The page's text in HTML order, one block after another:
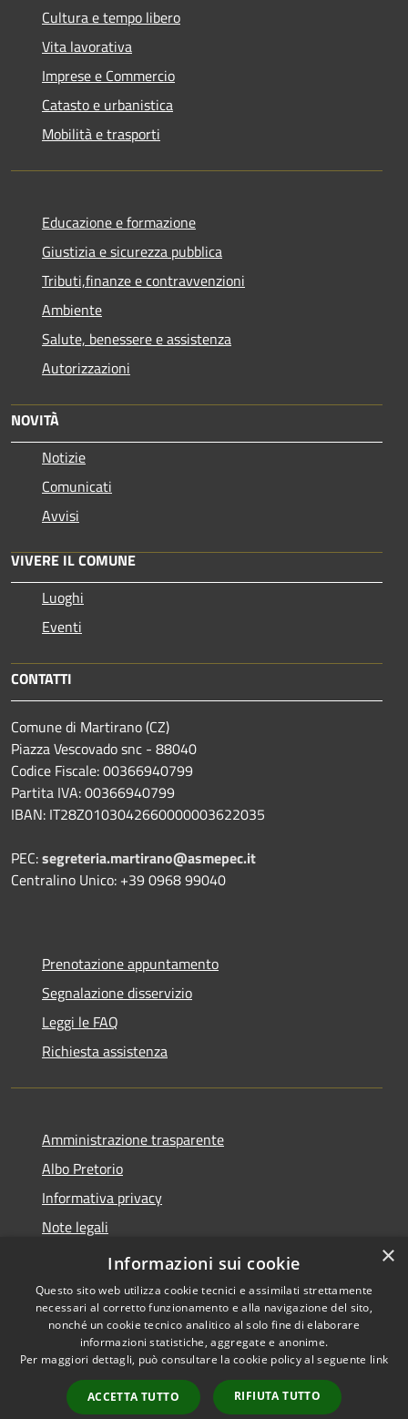
Cultura e tempo libero
Vita lavorativa
Imprese e Commercio
Catasto e urbanistica
Mobilità e trasporti
Educazione e formazione
Giustizia e sicurezza pubblica
Tributi,finanze e contravvenzioni
Ambiente
Salute, benessere e assistenza
Autorizzazioni
NOVITÀ
Notizie
Comunicati
Avvisi
VIVERE IL COMUNE
Luoghi
Eventi
CONTATTI
Comune di Martirano (CZ)
Piazza Vescovado snc - 88040
Codice Fiscale: 00366940799
Partita IVA: 00366940799
IBAN: IT28Z0103042660000003622035
PEC:segreteria.martirano@asmepec.it
Centralino Unico: +39 0968 99040
Prenotazione appuntamento
Segnalazione disservizio
Leggi le FAQ
Richiesta assistenza
Amministrazione trasparente
Albo Pretorio
Informativa privacy
Note legali
Dichiarazione di accessibilità
Accessibilità
Copyright © 2026 • Comune di
Martirano • Powered by
Municipium•
Accesso
redazione
×
Informazioni sui cookie
Questo sito web utilizza cookie tecnici e assimilati strettamente
necessari al corretto funzionamento e alla navigazione del sito,
nonché un cookie tecnico analitico al solo fine di elaborare
informazioni statistiche, aggregate e anonime.
Per maggiori dettagli, può consultare la cookie policy al seguente link
ACCETTA TUTTO RIFIUTA TUTTO